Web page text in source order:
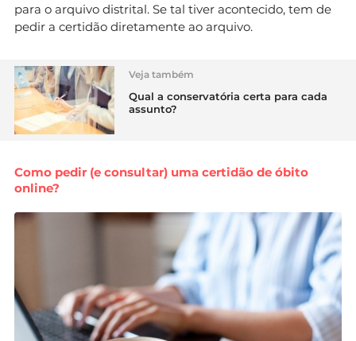
para o arquivo distrital. Se tal tiver acontecido, tem de
pedir a certidão diretamente ao arquivo.
Veja também
Qual a conservatória certa para cada
assunto?
Como pedir (e consultar) uma certidão de óbito
online?